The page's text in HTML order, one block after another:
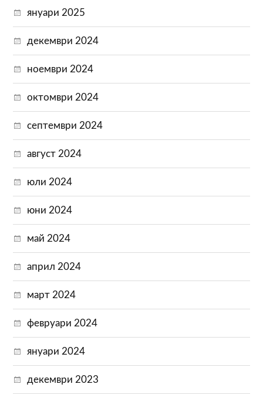
януари 2025
декември 2024
ноември 2024
октомври 2024
септември 2024
август 2024
юли 2024
юни 2024
май 2024
април 2024
март 2024
февруари 2024
януари 2024
декември 2023